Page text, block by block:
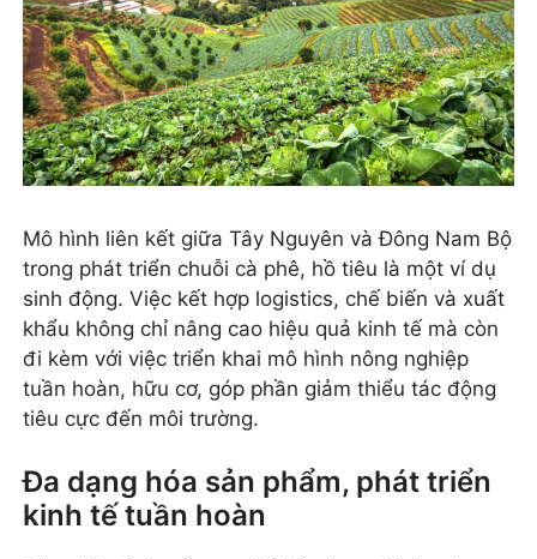
Mô hình liên kết giữa Tây Nguyên và Đông Nam Bộ
trong phát triển chuỗi cà phê, hồ tiêu là một ví dụ
sinh động. Việc kết hợp logistics, chế biến và xuất
khẩu không chỉ nâng cao hiệu quả kinh tế mà còn
đi kèm với việc triển khai mô hình nông nghiệp
tuần hoàn, hữu cơ, góp phần giảm thiểu tác động
tiêu cực đến môi trường.
Đa dạng hóa sản phẩm, phát triển
kinh tế tuần hoàn